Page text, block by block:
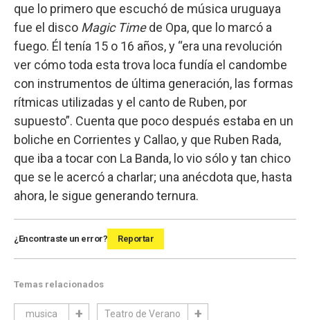
que lo primero que escuchó de música uruguaya
fue el disco Magic Timede Opa, que lo marcó a
fuego. Él tenía 15 o 16 años, y “era una revolución
ver cómo toda esta trova loca fundía el candombe
con instrumentos de última generación, las formas
rítmicas utilizadas y el canto de Ruben, por
supuesto”. Cuenta que poco después estaba en un
boliche en Corrientes y Callao, y que Ruben Rada,
que iba a tocar con La Banda, lo vio sólo y tan chico
que se le acercó a charlar; una anécdota que, hasta
ahora, le sigue generando ternura.
¿Encontraste un error? Reportar
Temas relacionados
musica Teatro de Verano